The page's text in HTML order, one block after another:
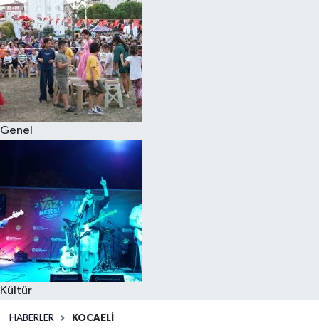
Genel
Kültür
HABERLER KOCAELI